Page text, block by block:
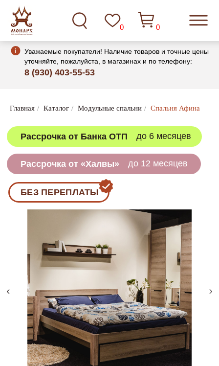
0
Уважаемые покупатели! Наличие товаров и точные цены
уточняйте, пожалуйста, в магазинах и по телефону:
8 (930) 403-55-53
Главная / Каталог / Модульные спальни / Спальня Афина
БЕЗ ПЕРЕПЛАТЫ